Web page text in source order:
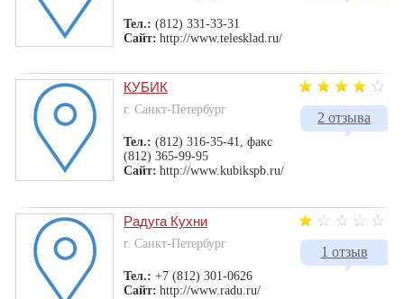
Тел.: (812) 331-33-31
Сайт: http://www.telesklad.ru/
2 отзыва
КУБИК
г. Санкт-Петербург
Тел.: (812) 316-35-41, факс
(812) 365-99-95
Сайт: http://www.kubikspb.ru/
1 отзыв
Радуга Кухни
г. Санкт-Петербург
Тел.: +7 (812) 301-0626
Сайт: http://www.radu.ru/